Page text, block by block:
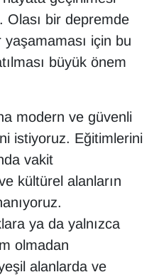
Olası bir depremde
için bu
büyük önem
modern ve güvenli
istiyoruz. Eğitimlerini
vakit
kültürel alanların
ya da yalnızca
olmadan
alanlarda ve